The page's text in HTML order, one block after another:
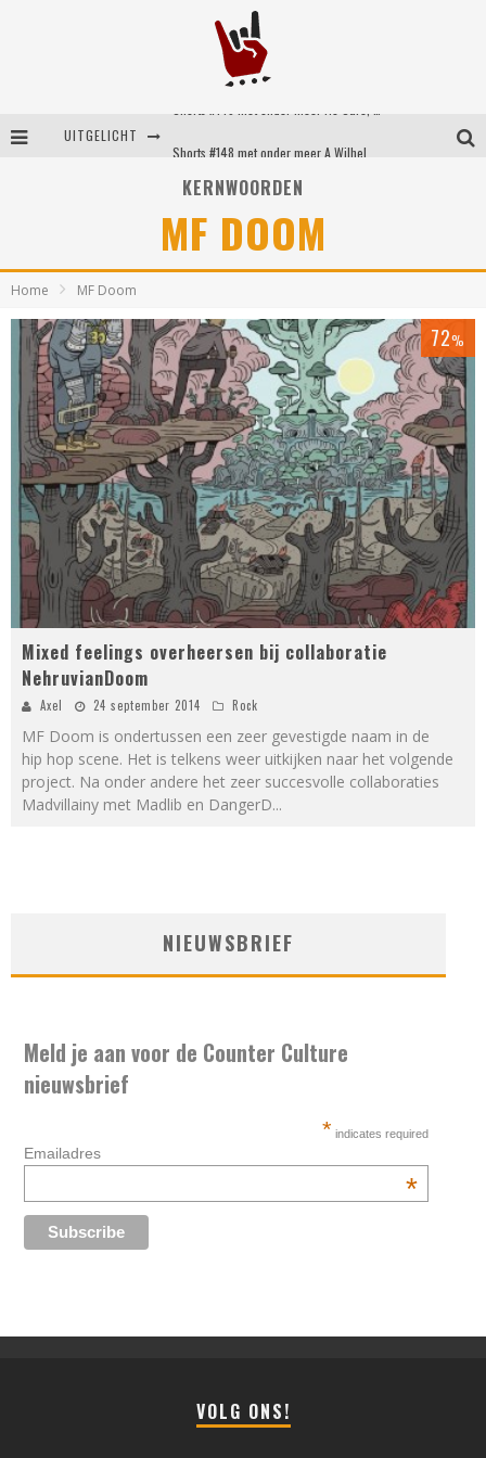
UITGELICHT
KERNWOORDEN
MF DOOM
Home MF Doom
72%
Mixed feelings overheersen bij collaboratie
NehruvianDoom
Axel 24 september 2014 Rock
MF Doom is ondertussen een zeer gevestigde naam in de
hip hop scene. Het is telkens weer uitkijken naar het volgende
project. Na onder andere het zeer succesvolle collaboraties
Madvillainy met Madlib en DangerD...
NIEUWSBRIEF
Meld je aan voor de Counter Culture
nieuwsbrief
* indicates required
Emailadres
*
VOLG ONS!